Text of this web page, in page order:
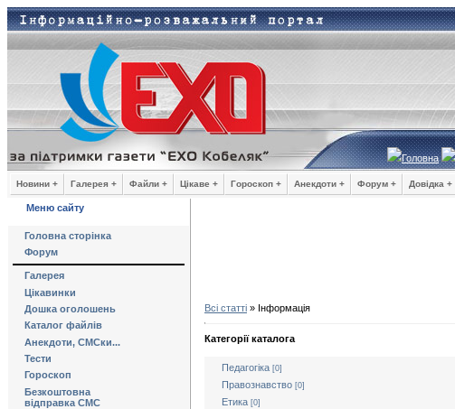
Головна
Новини + Галерея + Файли + Цікаве + Гороскоп + Анекдоти + Форум + Довідка +
Меню сайту
Головна сторінка
Форум
Галерея
Цікавинки
Дошка оголошень
Каталог файлів
Анекдоти, СМСки...
Тести
Гороскоп
Безкоштовна
відправка СМС
Всі статті » Інформація
Категорії каталога
Педагогіка [0]
Правознавство [0]
Етика [0]